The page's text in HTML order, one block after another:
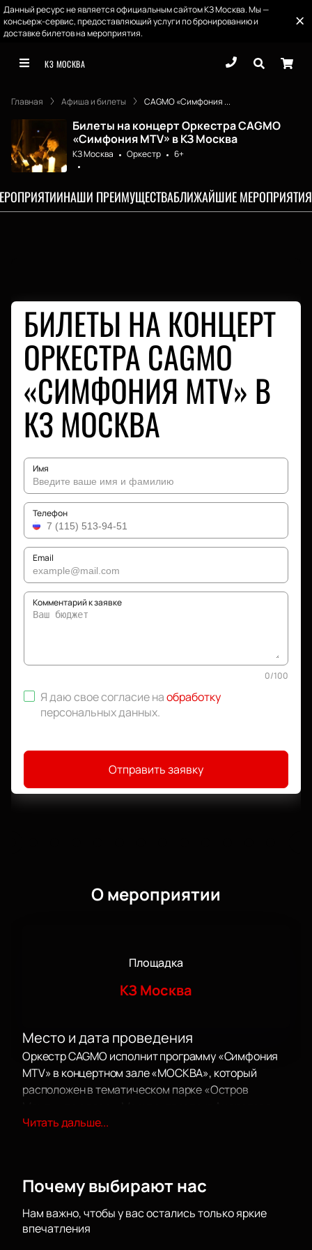
Данный ресурс не является официальным сайтом КЗ Москва. Мы —
консьерж-сервис, предоставляющий услуги по бронированию и
доставке билетов на мероприятия.
КЗ МОСКВА
Главная Афиша и билеты CAGMO «Симфония ...
Билеты на концерт Оркестра CAGMO
«Симфония MTV» в КЗ Москва
КЗ Москва Оркестр 6+
НАШИ ПРЕИМУЩЕСТВАБЛИЖАЙШИЕ МЕРОПРИЯТИЯ
БИЛЕТЫ НА КОНЦЕРТ
ОРКЕСТРА CAGMO
«СИМФОНИЯ MTV» В
КЗ МОСКВА
Имя
Телефон
Email
Комментарий к заявке
0/100
Я даю свое согласие наобработку
персональных данных.
Отправить заявку
О мероприятии
Площадка
КЗ Москва
Место и дата проведения
Оркестр CAGMO исполнит программу «Симфония
MTV» в концертном зале «МОСКВА», который
расположен в тематическом парке «Остров
дом 1. Просторная площадка принимает от 2500 до
О концерте
Оркестр CAGMO зовёт вас на особенное
Читать дальше...
Почему выбирают нас
Нам важно, чтобы у вас остались только яркие
впечатления